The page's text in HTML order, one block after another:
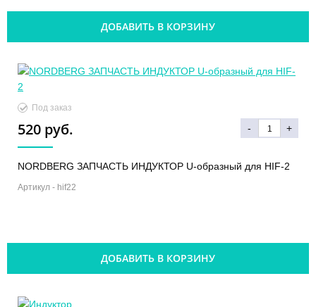
ДОБАВИТЬ В КОРЗИНУ
Под заказ
520 руб. - +
NORDBERG ЗАПЧАСТЬ ИНДУКТОР U-образный для HIF-2
Артикул - hif22
ДОБАВИТЬ В КОРЗИНУ